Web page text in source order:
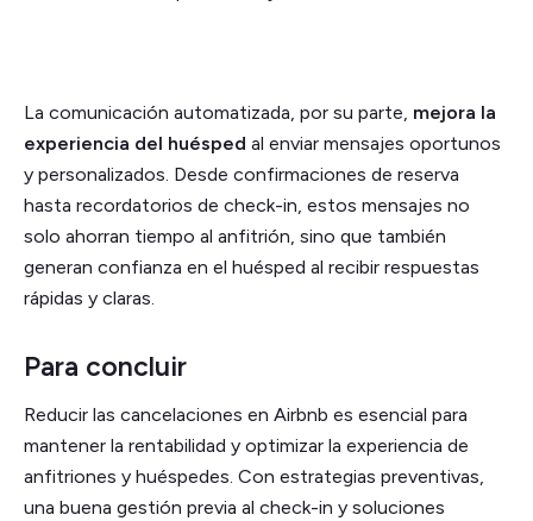
La comunicación automatizada, por su parte, mejora la
experiencia del huésped al enviar mensajes oportunos
y personalizados. Desde confirmaciones de reserva
hasta recordatorios de check-in, estos mensajes no
solo ahorran tiempo al anfitrión, sino que también
generan confianza en el huésped al recibir respuestas
rápidas y claras.
Para concluir
Reducir las cancelaciones en Airbnb es esencial para
mantener la rentabilidad y optimizar la experiencia de
anfitriones y huéspedes. Con estrategias preventivas,
una buena gestión previa al check-in y soluciones